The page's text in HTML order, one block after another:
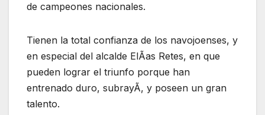
de campeones nacionales.
Tienen la total confianza de los navojoenses, y
en especial del alcalde ElÃas Retes, en que
pueden lograr el triunfo porque han
entrenado duro, subrayÃ, y poseen un gran
talento.